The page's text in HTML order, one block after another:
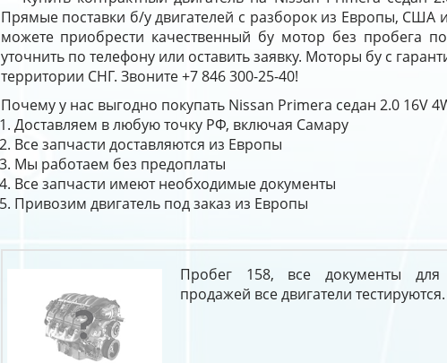
Прямые поставки б/у двигателей с разборок из Европы, США
можете приобрести качественный бу мотор без пробега
уточнить по телефону или оставить заявку. Моторы бу с
территории СНГ. Звоните +7 846 300-25-40!
Почему у нас выгодно покупать Nissan Primera седан 2.0 16V
Доставляем в любую точку РФ, включая Самару
Все запчасти доставляются из Европы
Мы работаем без предоплаты
Все запчасти имеют необходимые документы
Привозим двигатель под заказ из Европы
Пробег 158, все документы
продажей все двигатели тестируются.